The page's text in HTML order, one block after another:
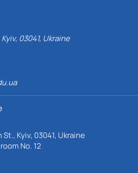
03041, Ukraine
Kyiv, 03041, Ukraine
No. 12